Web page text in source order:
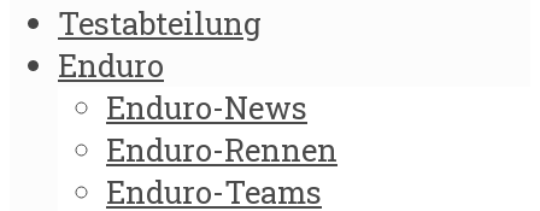
Testabteilung
Enduro
Enduro-News
Enduro-Rennen
Enduro-Teams